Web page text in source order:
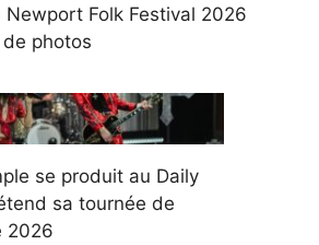
Newport Folk Festival 2026
photos
se produit au Daily
sa tournée de
2026